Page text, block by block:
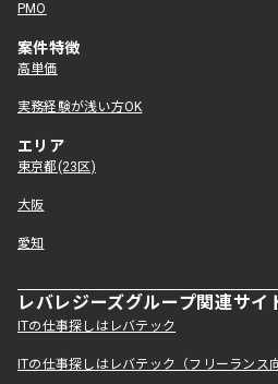
PMO
案件特徴
高単価
実務経験が浅い方OK
エリア
東京都(23区)
大阪
愛知
レバレジーズグループ関連サイ
ITの仕事探しはレバテック
ITの仕事探しはレバテック（フリーランス